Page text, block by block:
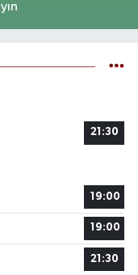
21:30
19:00
19:00
21:30